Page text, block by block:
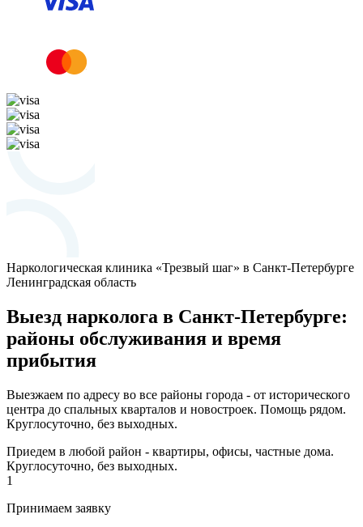
Наркологическая клиника «Трезвый шаг» в Санкт-Петербурге
Ленинградская область
Выезд нарколога в Санкт-Петербурге:
районы обслуживания и время
прибытия
Выезжаем по адресу во все районы города - от исторического
центра до спальных кварталов и новостроек. Помощь рядом.
Круглосуточно, без выходных.
Приедем в любой район - квартиры, офисы, частные дома.
Круглосуточно, без выходных.
1
Принимаем заявку